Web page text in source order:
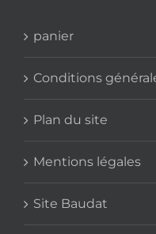
panier
Conditions
Plan du site
Mentions légales
Site Baudat